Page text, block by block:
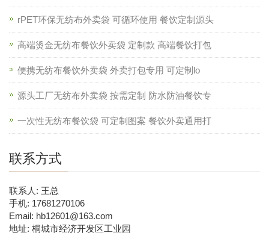
rPET环保无纺布外卖袋 可循环使用 餐饮定制源头
高端烫金无纺布餐饮外卖袋 定制款 高端餐饮打包
便携无纺布餐饮外卖袋 外卖打包专用 可定制lo
源头工厂无纺布外卖袋 按需定制 防水防油餐饮专
一次性无纺布餐饮袋 可定制图案 餐饮外卖通用打
联系方式
联系人: 王总
手机: 17681270106
Email: hb12601@163.com
地址: 桐城市经济开发区工业园